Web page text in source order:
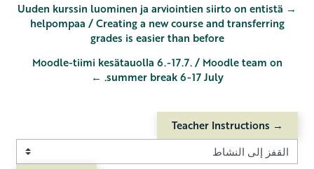
→ Uuden kurssin luominen ja arviointien siirto on entistä
helpompaa / Creating a new course and transferring
grades is easier than before
Moodle-tiimi kesätauolla 6.-17.7. / Moodle team on
summer break 6-17 July. ←
→ Teacher Instructions
القفز إلى النشاط